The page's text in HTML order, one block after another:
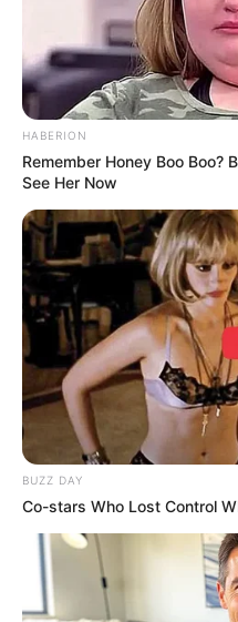
เจ็บป่วยได้ ไข้หวัดเพราะ
ความรัก :คนโสดมีเกณฑ์พ
จะสมหวังไร้กังวล
ชาวราศีมิถุน (เกิ
มิถุนายน ถึง 14
การงาน :วุ่นวายด้านเอกส
นะครับ งานส่วนตัวมีเกณ
เกณฑ์ได้รับข่าวดีเรื่องการ
สำคัญ
การเงิน :มีเกณฑ์ได้รับเงิ
แหล่งรายได้ใหม่ๆ แต่ให้ร
สุขภาพ :ระวังอุบัติเหตุจา
ยามวิกาลคนเดียว มีเกณฑ์
เป็นคนแปลกหน้าในที่มืด
ความรัก :คนโสดมีเกณฑ์พ
ร่วมกัน บางคู่มีข่าวดีเรื่องก
HABERION
Remember Honey Boo Boo?
See Her Now
BUZZ DAY
Co-stars Who Lost Control